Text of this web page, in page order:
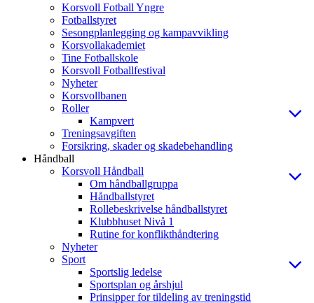
Korsvoll Fotball Yngre
Fotballstyret
Sesongplanlegging og kampavvikling
Korsvollakademiet
Tine Fotballskole
Korsvoll Fotballfestival
Nyheter
Korsvollbanen
Roller
Kampvert
Treningsavgiften
Forsikring, skader og skadebehandling
Håndball
Korsvoll Håndball
Om håndballgruppa
Håndballstyret
Rollebeskrivelse håndballstyret
Klubbhuset Nivå 1
Rutine for konflikthåndtering
Nyheter
Sport
Sportslig ledelse
Sportsplan og årshjul
Prinsipper for tildeling av treningstid